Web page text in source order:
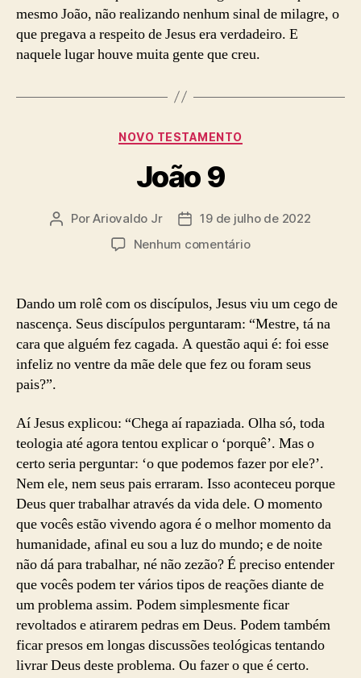
mesmo João, não realizando nenhum sinal de milagre, o
que pregava a respeito de Jesus era verdadeiro. E
naquele lugar houve muita gente que creu.
Categorias
NOVO TESTAMENTO
João 9
Autor
PorAriovaldo Jr
Data19 de julho de 2022
Nenhum comentárioem
Dando um rolê com os discípulos, Jesus viu um cego de
nascença. Seus discípulos perguntaram: “Mestre, tá na
cara que alguém fez cagada. A questão aqui é: foi esse
infeliz no ventre da mãe dele que fez ou foram seus
pais?”.
Aí Jesus explicou: “Chega aí rapaziada. Olha só, toda
teologia até agora tentou explicar o ‘porquê’. Mas o
certo seria perguntar: ‘o que podemos fazer por ele?’.
Nem ele, nem seus pais erraram. Isso aconteceu porque
Deus quer trabalhar através da vida dele. O momento
que vocês estão vivendo agora é o melhor momento da
humanidade, afinal eu sou a luz do mundo; e de noite
não dá para trabalhar, né não zezão? É preciso entender
que vocês podem ter vários tipos de reações diante de
um problema assim. Podem simplesmente ficar
revoltados e atirarem pedras em Deus. Podem também
ficar presos em longas discussões teológicas tentando
livrar Deus deste problema. Ou fazer o que é certo.